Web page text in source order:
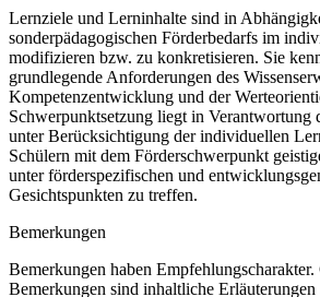
Lernziele und Lerninhalte sind in
sonderpädagogischen Förderbedarfs im
modifizieren bzw. zu konkretisieren. Sie
grundlegende Anforderungen des
Kompetenzentwicklung und der
Schwerpunktsetzung liegt in Verantwortung
unter Berücksichtigung der individuellen
Schülern mit dem Förderschwerpunkt
unter förderspezifischen und
Gesichtspunkten zu treffen.
Bemerkungen
Bemerkungen haben Empfehlungscharakter.
Bemerkungen sind inhaltliche